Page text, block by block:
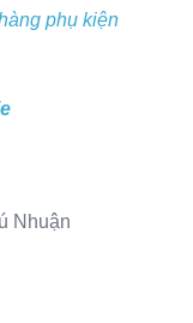
phụ kiện
Nhuận